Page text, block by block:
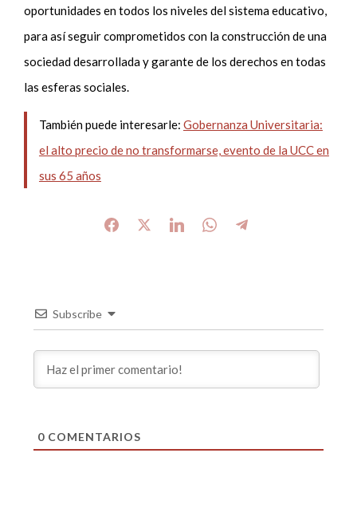
oportunidades en todos los niveles del sistema educativo,
para así seguir comprometidos con la construcción de una
sociedad desarrollada y garante de los derechos en todas
las esferas sociales.
También puede interesarle: Gobernanza Universitaria:
el alto precio de no transformarse, evento de la UCC en
sus 65 años
Subscribe
0COMENTARIOS